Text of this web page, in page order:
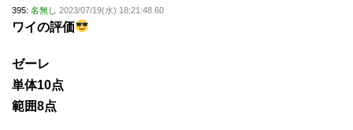
395: 名無し 2023/07/19(水) 18:21:48.60
ワイの評価
ゼーレ
単体10点
範囲8点